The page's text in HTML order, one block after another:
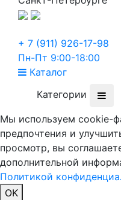
+ 7 (911) 926-17-98
Пн-Пт 9:00-18:00
Каталог
Категории
Мы используем cookie-
предпочтения и
просмотр, вы
дополнительной
Политикой
OK